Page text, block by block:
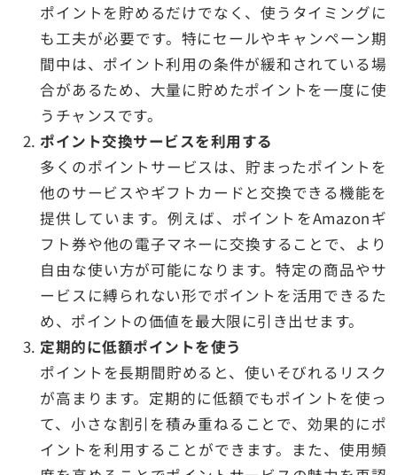
ポイントを貯めるだけでなく、使うタイミングに
も工夫が必要です。特にセールやキャンペーン期
間中は、ポイント利用の条件が緩和されている場
合があるため、大量に貯めたポイントを一度に使
うチャンスです。
ポイント交換サービスを利用する
多くのポイントサービスは、貯まったポイントを
他のサービスやギフトカードと交換できる機能を
提供しています。例えば、ポイントをAmazonギ
フト券や他の電子マネーに交換することで、より
自由な使い方が可能になります。特定の商品やサ
ービスに縛られない形でポイントを活用できるた
め、ポイントの価値を最大限に引き出せます。
定期的に低額ポイントを使う
ポイントを長期間貯めると、使いそびれるリスク
が高まります。定期的に低額でもポイントを使っ
て、小さな割引を積み重ねることで、効果的にポ
イントを利用することができます。また、使用頻